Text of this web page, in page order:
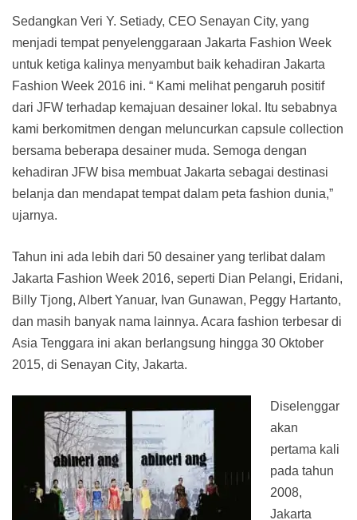
Sedangkan Veri Y. Setiady, CEO Senayan City, yang
menjadi tempat penyelenggaraan Jakarta Fashion Week
untuk ketiga kalinya menyambut baik kehadiran Jakarta
Fashion Week 2016 ini. “ Kami melihat pengaruh positif
dari JFW terhadap kemajuan desainer lokal. Itu sebabnya
kami berkomitmen dengan meluncurkan capsule collection
bersama beberapa desainer muda. Semoga dengan
kehadiran JFW bisa membuat Jakarta sebagai destinasi
belanja dan mendapat tempat dalam peta fashion dunia,”
ujarnya.
Tahun ini ada lebih dari 50 desainer yang terlibat dalam
Jakarta Fashion Week 2016, seperti Dian Pelangi, Eridani,
Billy Tjong, Albert Yanuar, Ivan Gunawan, Peggy Hartanto,
dan masih banyak nama lainnya. Acara fashion terbesar di
Asia Tenggara ini akan berlangsung hingga 30 Oktober
2015, di Senayan City, Jakarta.
Diselenggar
akan
pertama kali
pada tahun
2008,
Jakarta